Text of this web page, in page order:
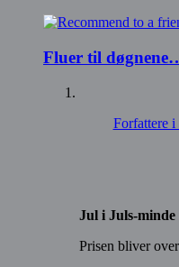
Fluer til
Forfattere
Jul i Juls-minde
Prisen bliver